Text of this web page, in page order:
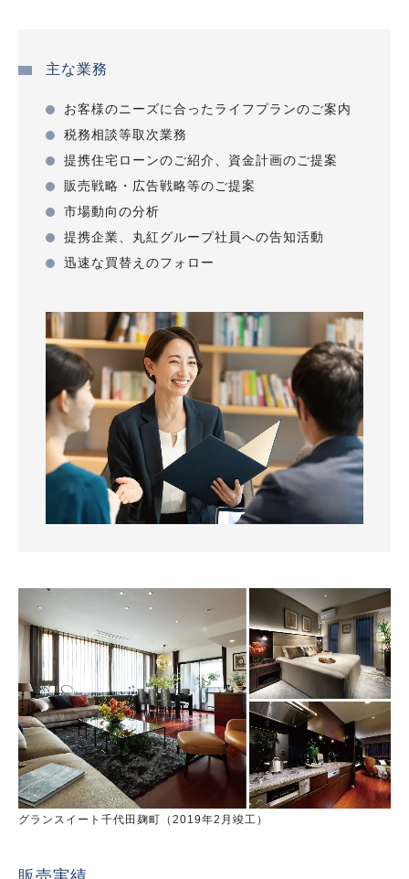
主な業務
お客様のニーズに合ったライフプランのご案内
税務相談等取次業務
提携住宅ローンのご紹介、資金計画のご提案
販売戦略・広告戦略等のご提案
市場動向の分析
提携企業、丸紅グループ社員への告知活動
迅速な買替えのフォロー
グランスイート千代田麹町（2019年2月竣工）